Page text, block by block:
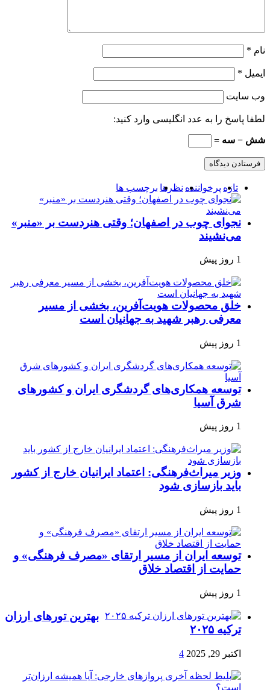
نام *
ایمیل *
وب‌ سایت
لطفا پاسخ را به عدد انگلیسی وارد کنید:
شش − سه =
تازه پرخواننده نظرها برچسب ها
نجوای چوب در اصفهان؛ وقتی هنردست بر «منبر»
می‌نشیند
1 روز پیش
خلق محصولات هویت‌آفرین، بخشی از مسیر
معرفی رهبر شهید به جهانیان است
1 روز پیش
توسعه همکاری‌های گردشگری ایران و کشورهای
شرق آسیا
1 روز پیش
وزیر میراث‌فرهنگی: اعتماد ایرانیان خارج از کشور
باید بازسازی شود
1 روز پیش
توسعه ایران از مسیر ارتقای «مصرف فرهنگی» و
حمایت از اقتصاد خلاق
1 روز پیش
بهترین تورهای ارزان
ترکیه ۲۰۲۵
اکتبر 29, 2025 4